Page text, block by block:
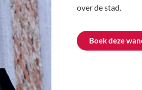
over de stad.
Boek deze